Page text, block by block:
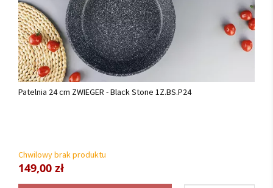
Patelnia 24 cm ZWIEGER - Black Stone 1Z.BS.P24
Chwilowy brak produktu
149,00 zł